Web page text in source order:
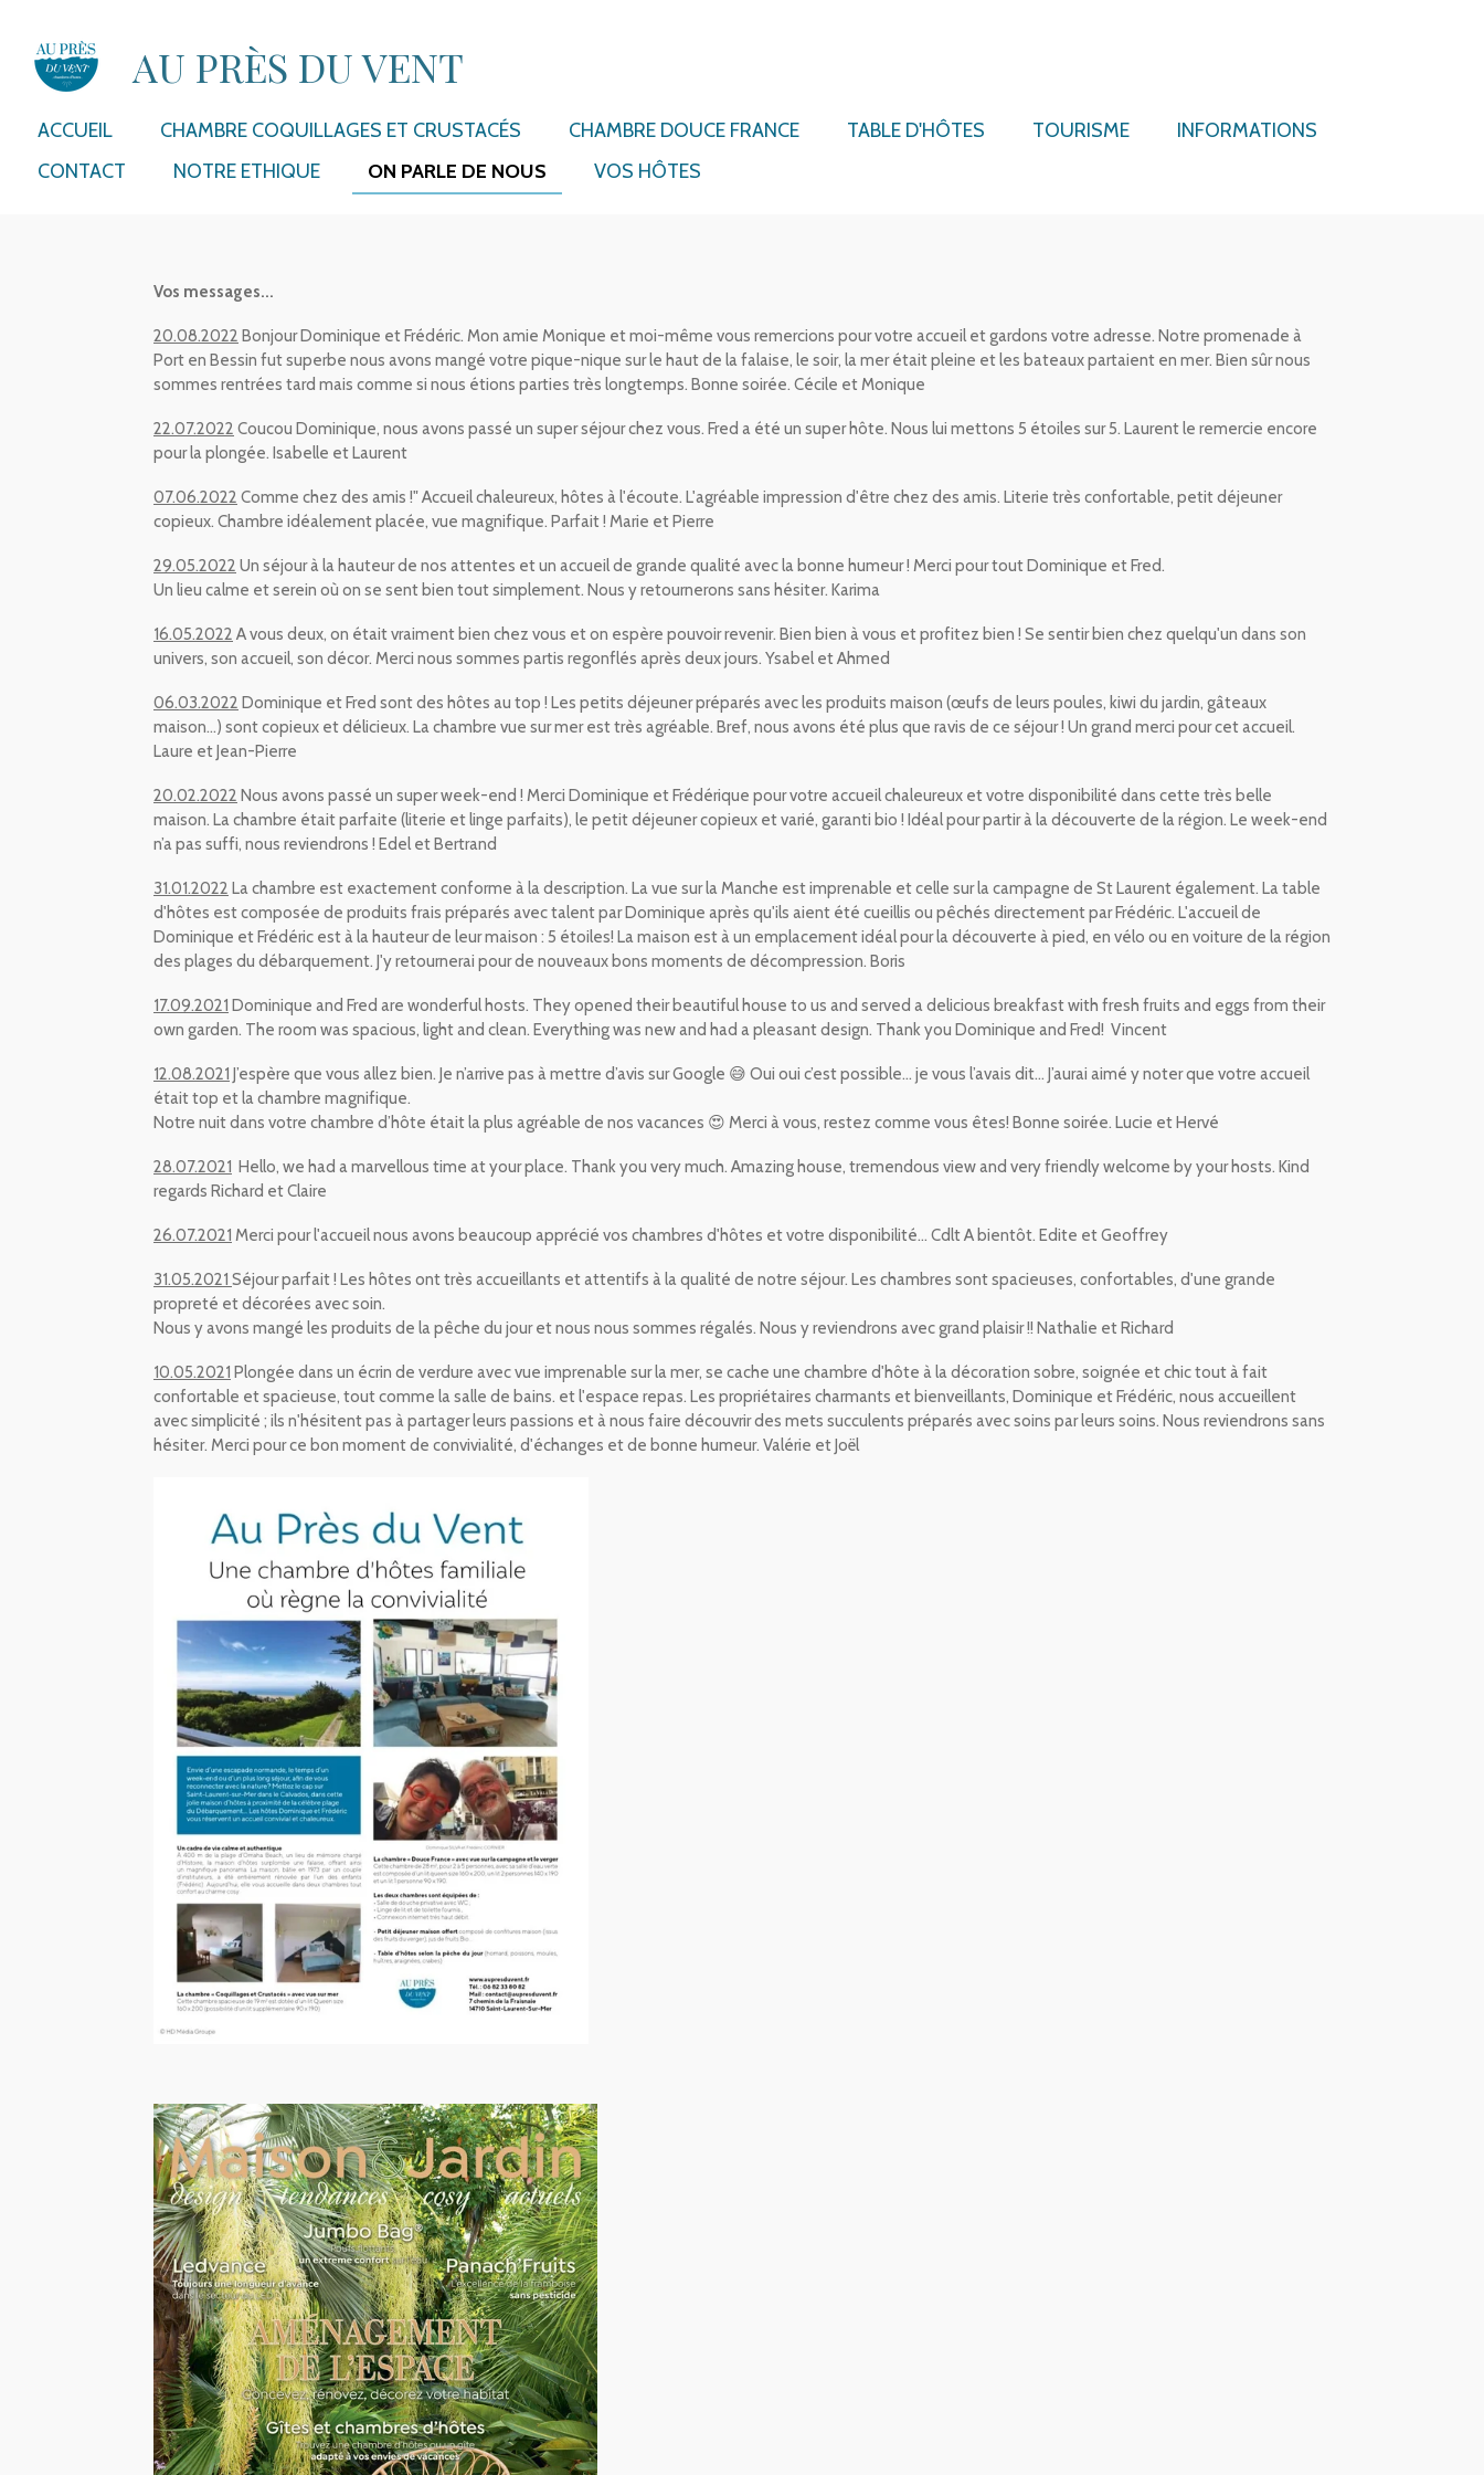
contenu
AU PRÈS DU VENT
ACCUEIL CHAMBRE COQUILLAGES ET CRUSTACÉS CHAMBRE DOUCE FRANCE TABLE D'HÔTES TOURISME
INFORMATIONS
CONTACT
NOTRE ETHIQUE ON PARLE DE NOUS VOS HÔTES
Vos messages...
20.08.2022 Bonjour Dominique et Frédéric. Mon amie Monique et moi-même vous remercions pour votre accueil et gardons votre adresse. Notre promenade à
Port en Bessin fut superbe nous avons mangé votre pique-nique sur le haut de la falaise, le soir, la mer était pleine et les bateaux partaient en mer. Bien sûr nous
sommes rentrées tard mais comme si nous étions parties très longtemps. Bonne soirée. Cécile et Monique
22.07.2022 Coucou Dominique, nous avons passé un super séjour chez vous. Fred a été un super hôte. Nous lui mettons 5 étoiles sur 5. Laurent le remercie encore
pour la plongée. Isabelle et Laurent
07.06.2022 Comme chez des amis !" Accueil chaleureux, hôtes à l'écoute. L'agréable impression d'être chez des amis. Literie très confortable, petit déjeuner
copieux. Chambre idéalement placée, vue magnifique. Parfait ! Marie et Pierre
29.05.2022 Un séjour à la hauteur de nos attentes et un accueil de grande qualité avec la bonne humeur ! Merci pour tout Dominique et Fred.
Un lieu calme et serein où on se sent bien tout simplement. Nous y retournerons sans hésiter. Karima
16.05.2022 A vous deux, on était vraiment bien chez vous et on espère pouvoir revenir. Bien bien à vous et profitez bien ! Se sentir bien chez quelqu'un dans son
univers, son accueil, son décor. Merci nous sommes partis regonflés après deux jours. Ysabel et Ahmed
06.03.2022 Dominique et Fred sont des hôtes au top ! Les petits déjeuner préparés avec les produits maison (œufs de leurs poules, kiwi du jardin, gâteaux
maison…) sont copieux et délicieux. La chambre vue sur mer est très agréable. Bref, nous avons été plus que ravis de ce séjour ! Un grand merci pour cet accueil.
Laure et Jean-Pierre
20.02.2022 Nous avons passé un super week-end ! Merci Dominique et Frédérique pour votre accueil chaleureux et votre disponibilité dans cette très belle
maison. La chambre était parfaite (literie et linge parfaits), le petit déjeuner copieux et varié, garanti bio ! Idéal pour partir à la découverte de la région. Le week-end
n’a pas suffi, nous reviendrons ! Edel et Bertrand
31.01.2022 La chambre est exactement conforme à la description. La vue sur la Manche est imprenable et celle sur la campagne de St Laurent également. La table
d'hôtes est composée de produits frais préparés avec talent par Dominique après qu'ils aient été cueillis ou pêchés directement par Frédéric. L'accueil de
Dominique et Frédéric est à la hauteur de leur maison : 5 étoiles! La maison est à un emplacement idéal pour la découverte à pied, en vélo ou en voiture de la région
des plages du débarquement. J'y retournerai pour de nouveaux bons moments de décompression. Boris
17.09.2021 Dominique and Fred are wonderful hosts. They opened their beautiful house to us and served a delicious breakfast with fresh fruits and eggs from their
own garden. The room was spacious, light and clean. Everything was new and had a pleasant design. Thank you Dominique and Fred! Vincent
12.08.2021 J’espère que vous allez bien. Je n’arrive pas à mettre d’avis sur Google 😅 Oui oui c’est possible... je vous l’avais dit... J’aurai aimé y noter que votre accueil
était top et la chambre magnifique.
Notre nuit dans votre chambre d’hôte était la plus agréable de nos vacances 😍 Merci à vous, restez comme vous êtes! Bonne soirée. Lucie et Hervé
28.07.2021 Hello, we had a marvellous time at your place. Thank you very much. Amazing house, tremendous view and very friendly welcome by your hosts. Kind
regards Richard et Claire
26.07.2021 Merci pour l'accueil nous avons beaucoup apprécié vos chambres d'hôtes et votre disponibilité... Cdlt A bientôt. Edite et Geoffrey
31.05.2021 Séjour parfait ! Les hôtes ont très accueillants et attentifs à la qualité de notre séjour. Les chambres sont spacieuses, confortables, d'une grande
propreté et décorées avec soin.
Nous y avons mangé les produits de la pêche du jour et nous nous sommes régalés. Nous y reviendrons avec grand plaisir !! Nathalie et Richard
10.05.2021 Plongée dans un écrin de verdure avec vue imprenable sur la mer, se cache une chambre d'hôte à la décoration sobre, soignée et chic tout à fait
confortable et spacieuse, tout comme la salle de bains. et l'espace repas. Les propriétaires charmants et bienveillants, Dominique et Frédéric, nous accueillent
avec simplicité ; ils n'hésitent pas à partager leurs passions et à nous faire découvrir des mets succulents préparés avec soins par leurs soins. Nous reviendrons sans
hésiter. Merci pour ce bon moment de convivialité, d'échanges et de bonne humeur. Valérie et Joël